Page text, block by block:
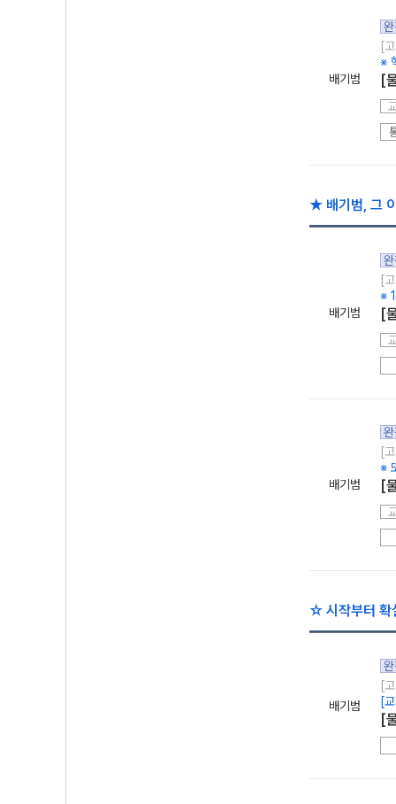
배기범
[
※
[
★ 배기범, 그
배기범
[
※
[
배기범
[
※
[
☆ 시작부터 확
배기범
[
[
[